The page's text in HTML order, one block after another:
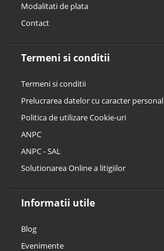
Modalitati de plata
Contact
Termeni si conditii
Termeni si conditii
Prelucrarea datelor cu caracter personal
Politica de utilizare Cookie-uri
ANPC
ANPC - SAL
Solutionarea Online a litigiilor
Informatii utile
Blog
Evenimente